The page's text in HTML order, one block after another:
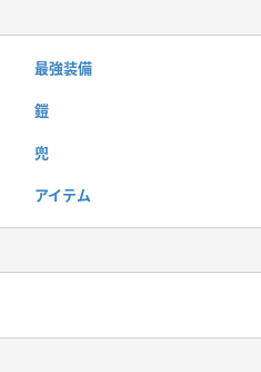
最強装備
鎧
兜
アイテム